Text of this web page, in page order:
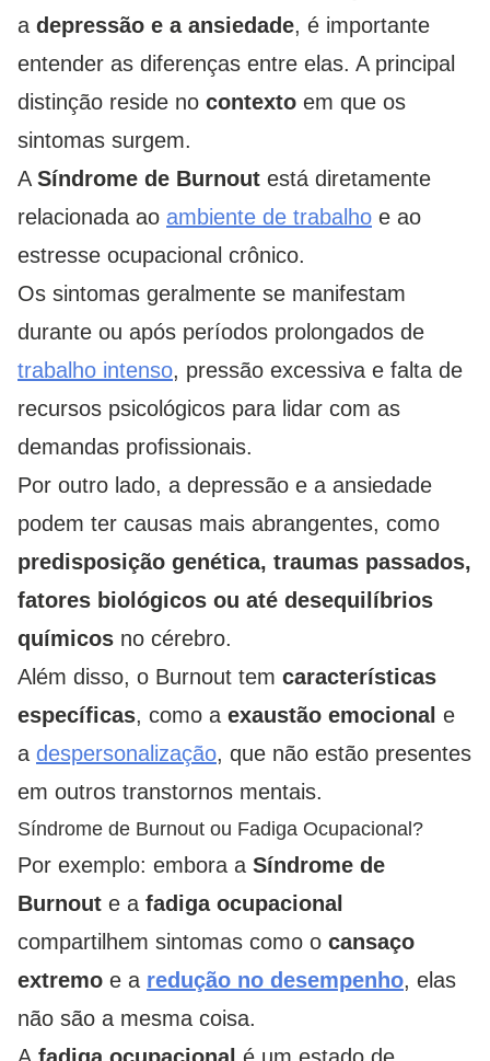
a depressão e a ansiedade, é importante
entender as diferenças entre elas. A principal
distinção reside no contexto em que os
sintomas surgem.
A Síndrome de Burnout está diretamente
relacionada ao ambiente de trabalho e ao
estresse ocupacional crônico.
Os sintomas geralmente se manifestam
durante ou após períodos prolongados de
trabalho intenso, pressão excessiva e falta de
recursos psicológicos para lidar com as
demandas profissionais.
Por outro lado, a depressão e a ansiedade
podem ter causas mais abrangentes, como
predisposição genética, traumas passados,
fatores biológicos ou até desequilíbrios
químicos no cérebro.
Além disso, o Burnout tem características
específicas, como a exaustão emocional e
a despersonalização, que não estão presentes
em outros transtornos mentais.
Síndrome de Burnout ou Fadiga Ocupacional?
Por exemplo: embora a Síndrome de
Burnout e a fadiga ocupacional
compartilhem sintomas como o cansaço
extremo e a redução no desempenho, elas
não são a mesma coisa.